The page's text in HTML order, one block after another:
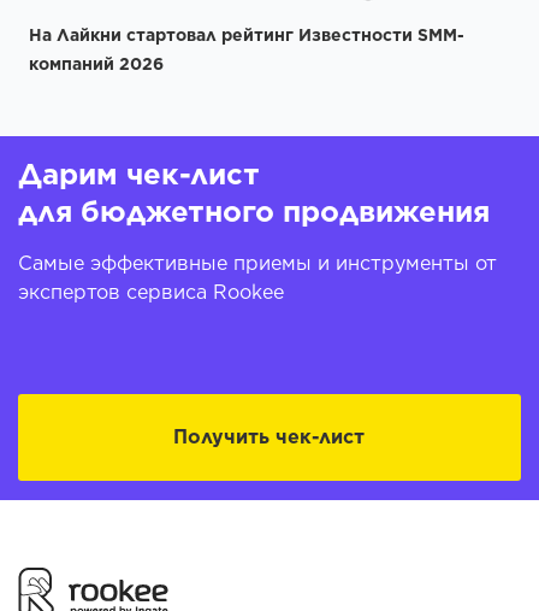
На Лайкни стартовал рейтинг Известности SMM-
компаний 2026
Дарим чек-лист
для бюджетного продвижения
Самые эффективные приемы и инструменты от
экспертов сервиса Rookee
Получить чек-лист